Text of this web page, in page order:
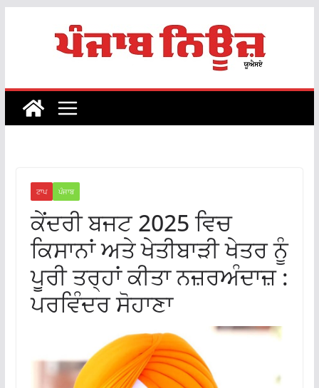
ਟਾਪ ਪੰਜਾਬ
ਕੇਂਦਰੀ ਬਜਟ 2025 ਵਿਚ
ਕਿਸਾਨਾਂ ਅਤੇ ਖੇਤੀਬਾੜੀ ਖੇਤਰ ਨੂੰ
ਪੂਰੀ ਤਰ੍ਹਾਂ ਕੀਤਾ ਨਜ਼ਰਅੰਦਾਜ਼ :
ਪਰਵਿੰਦਰ ਸੋਹਾਣਾ